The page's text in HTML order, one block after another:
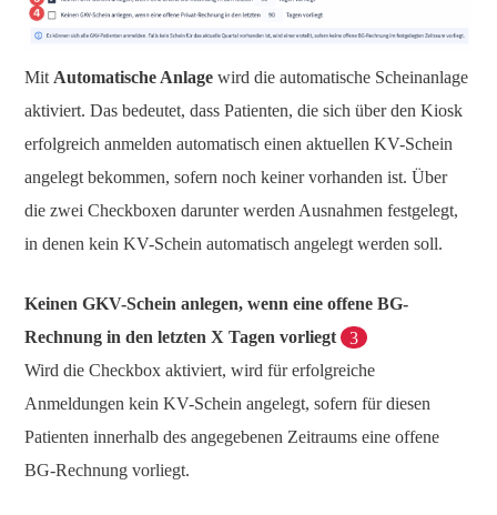
Mit Automatische Anlage wird die automatische Scheinanlage
aktiviert. Das bedeutet, dass Patienten, die sich über den Kiosk
erfolgreich anmelden automatisch einen aktuellen KV-Schein
angelegt bekommen, sofern noch keiner vorhanden ist. Über
die zwei Checkboxen darunter werden Ausnahmen festgelegt,
in denen kein KV-Schein automatisch angelegt werden soll.
Keinen GKV-Schein anlegen, wenn eine offene BG-
Rechnung in den letzten X Tagen vorliegt
3
Wird die Checkbox aktiviert, wird für erfolgreiche
Anmeldungen kein KV-Schein angelegt, sofern für diesen
Patienten innerhalb des angegebenen Zeitraums eine offene
BG-Rechnung vorliegt.